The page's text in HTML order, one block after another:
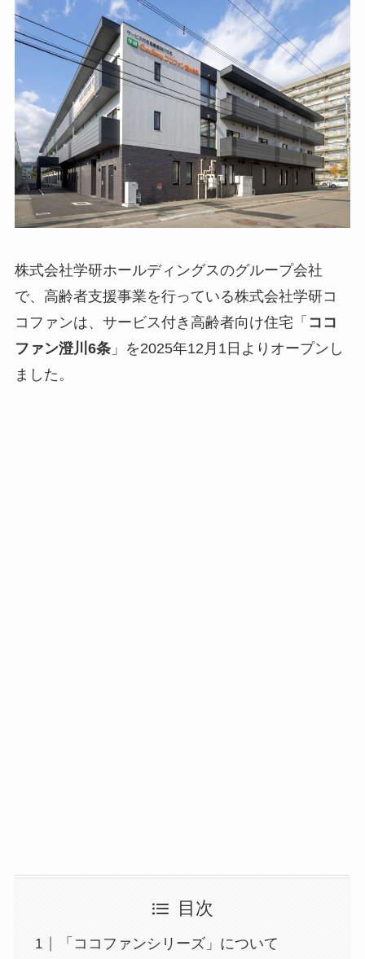
株式会社学研ホールディングスのグループ会社
で、⾼齢者⽀援事業を⾏っている株式会社学研コ
コファンは、サービス付き⾼齢者向け住宅「 ココ
ファン澄川6条」を2025年12⽉1⽇よりオープンし
ました。
目次
「ココファンシリーズ」について